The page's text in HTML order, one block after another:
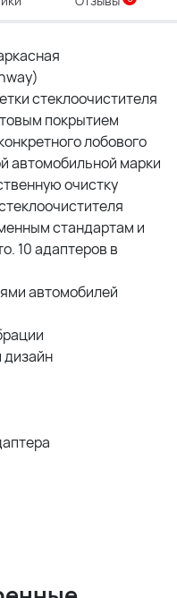
стеклоочистителя
покрытием
лобового
автомобильной марки
очистку
стандартам и
10 адаптеров в
автомобилей
дизайн